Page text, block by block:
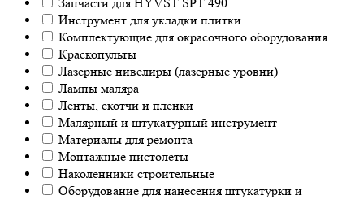
Запчасти для HYVST SPT 490
Инструмент для укладки плитки
Комплектующие для окрасочного оборудования
Краскопульты
Лазерные нивелиры (лазерные уровни)
Лампы маляра
Ленты, скотчи и пленки
Малярный и штукатурный инструмент
Материалы для ремонта
Монтажные пистолеты
Наколенники строительные
Оборудование для нанесения штукатурки и